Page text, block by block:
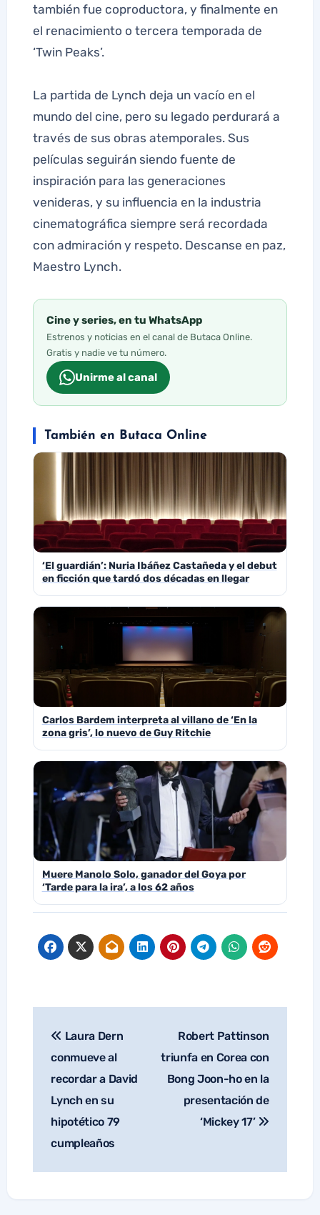
también fue coproductora, y finalmente en
el renacimiento o tercera temporada de
‘Twin Peaks’.
La partida de Lynch deja un vacío en el
mundo del cine, pero su legado perdurará a
través de sus obras atemporales. Sus
películas seguirán siendo fuente de
inspiración para las generaciones
venideras, y su influencia en la industria
cinematográfica siempre será recordada
con admiración y respeto. Descanse en paz,
Maestro Lynch.
Cine y series, en tu WhatsApp
Estrenos y noticias en el canal de Butaca Online.
Gratis y nadie ve tu número.
Unirme al canal
También en Butaca Online
‘El guardián’: Nuria Ibáñez Castañeda y el debut
en ficción que tardó dos décadas en llegar
Carlos Bardem interpreta al villano de ‘En la
zona gris’, lo nuevo de Guy Ritchie
Muere Manolo Solo, ganador del Goya por
‘Tarde para la ira’, a los 62 años
Navegación
Laura Dern
conmueve al
recordar a David
Lynch en su
hipotético 79
cumpleaños
Robert Pattinson
triunfa en Corea con
Bong Joon-ho en la
presentación de
‘Mickey 17’